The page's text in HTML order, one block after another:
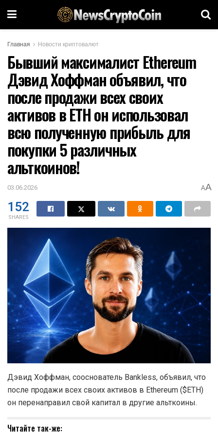
Главная Новости криптовалют
Бывший максималист Ethereum
Дэвид Хоффман объявил, что
после продажи всех своих
активов в ETH он использовал
всю полученную прибыль для
покупки 5 различных
альткоинов!
03.06.2026 AA
152
SHARES
Дэвид Хоффман, сооснователь Bankless, объявил, что
после продажи всех своих активов в Ethereum ($ETH)
он перенаправил свой капитал в другие альткоины.
Читайте так-же: